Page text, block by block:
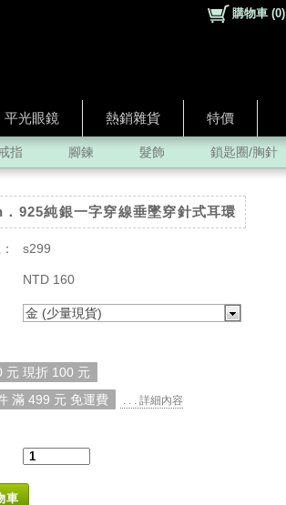
平光眼鏡 熱銷雜貨 特價
購物車 (0)
指 腳鍊 髮飾 鎖匙圈/胸針
925純銀一字穿線垂墜穿針式耳環
s299
NTD 160
金 (少量現貨)
元 現折 100 元
滿 499 元 免運費
. . . 詳細內容
車